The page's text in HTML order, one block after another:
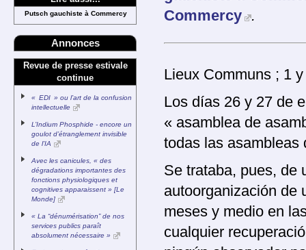
Commercy
.
Lieux Communs ; 1
Los días 26 y 27 de
« asamblea de
todas las asambleas
Se trataba, pues, de
autoorganización de
meses y medio en
cualquier
Putsch gauchiste à Commercy
Annonces
Revue de presse estivale
continue
« EDI » ou l’art de la confusion
intellectuelle
L’Indium Phosphide - encore un
goulot d’étranglement invisible
de l’IA
Avec les canicules, « des
dégradations importantes des
fonctions physiologiques et
cognitives apparaissent » [Le
Monde]
« La “dénumérisation” de nos
services publics paraît
absolument nécessaire »